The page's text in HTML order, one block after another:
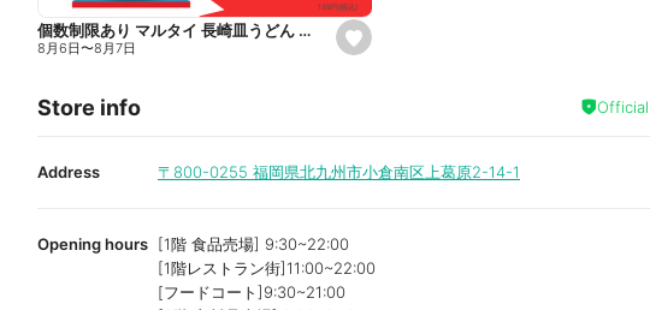
s
e
i
t
139円(税込)
個数制限あり マルタイ 長崎皿うどん 140g
8月6日〜8月7日
Store info
Address 〒800-0255 福岡県北九州市小倉南区上葛原2-14-1
Opening hours [1階 食品売場] 9:30~22:00
[1階レストラン街]11:00~22:00
[フードコート]9:30~21:00